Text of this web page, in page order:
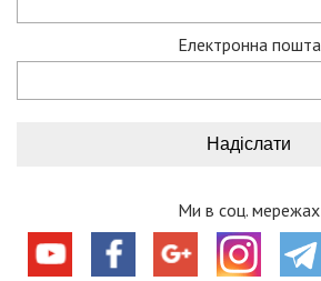
Електронна пошта
Ми в соц. мережах